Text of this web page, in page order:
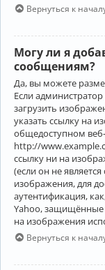
Вернуться к
Могу ли я
сообщениям?
Да, вы можете
Если
загрузить
указать ссылку на
общедоступном
http://
ссылку ни на
(если он не
изображения, для
аутентификация,
Yahoo, защищённые
на изображения
Вернуться к